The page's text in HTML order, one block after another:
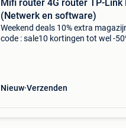
Mifi router 4G router TP-Link
(Netwerk en software)
Weekend deals 10% extra
code : sale10 kortingen tot wel -
Nieuw Verzenden